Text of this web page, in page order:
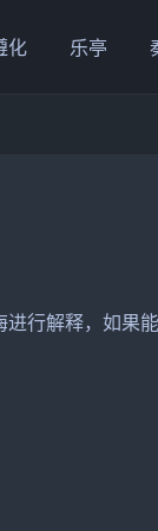
化 乐亭
行解释，如果